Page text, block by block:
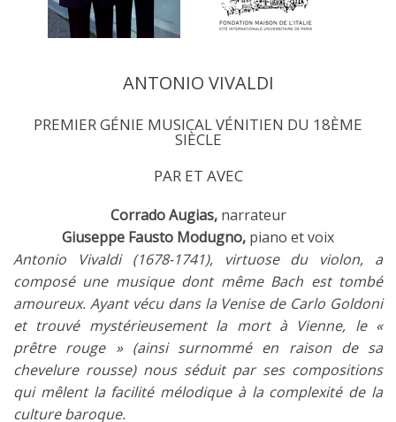
ANTONIO VIVALDI
PREMIER GÉNIE MUSICAL VÉNITIEN DU 18ÈME
SIÈCLE
PAR ET AVEC
Corrado Augias,narrateur
Giuseppe Fausto Modugno, piano et voix
Antonio Vivaldi (1678-1741), virtuose du violon, a
composé une musique dont même Bach est tombé
amoureux. Ayant vécu dans la Venise de Carlo Goldoni
et trouvé mystérieusement la mort à Vienne, le «
prêtre rouge » (ainsi surnommé en raison de sa
chevelure rousse) nous séduit par ses compositions
qui mêlent la facilité mélodique à la complexité de la
culture baroque.